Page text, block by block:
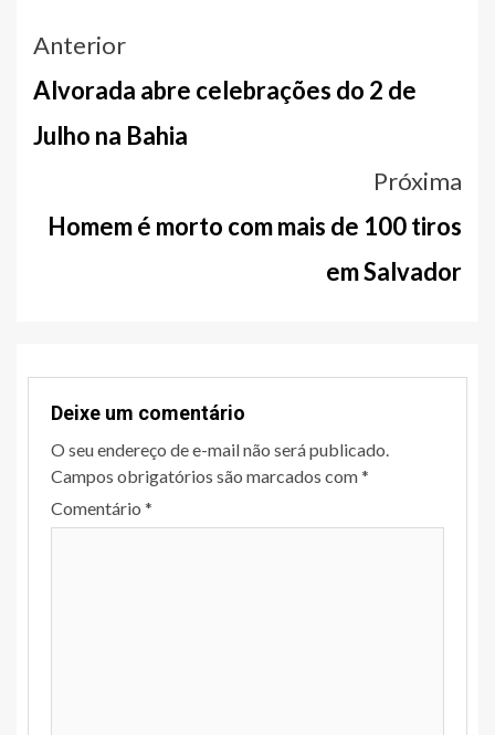
Navegação
entre
notícias
Anterior
Alvorada abre celebrações do 2 de
Julho na Bahia
Próxima
Homem é morto com mais de 100 tiros
em Salvador
Deixe um comentário
O seu endereço de e-mail não será publicado.
Campos obrigatórios são marcados com*
Comentário *